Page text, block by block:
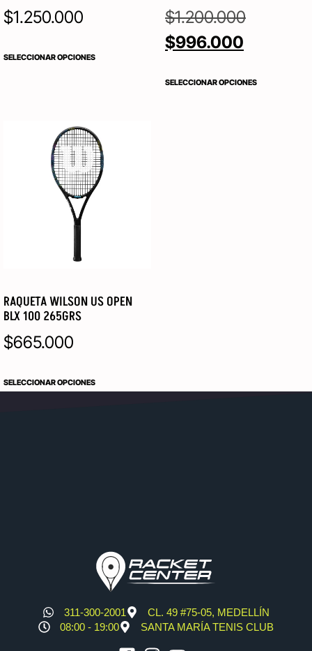
$1.250.000
SELECCIONAR OPCIONES
$1.200.000
$996.000
SELECCIONAR OPCIONES
RAQUETA WILSON US OPEN
BLX 100 265GRS
$665.000
SELECCIONAR OPCIONES
311-300-2001
CL. 49 #75-05, MEDELLÍN
08:00 - 19:00
SANTA MARÍA TENIS CLUB